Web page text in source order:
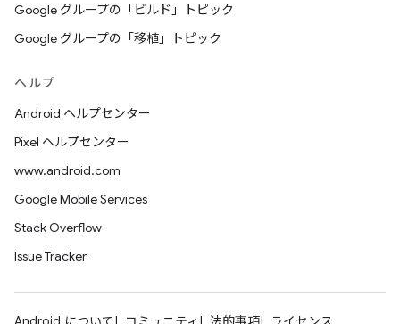
Google グループの「ビルド」トピック
Google グループの「移植」トピック
ヘルプ
Android ヘルプセンター
Pixel ヘルプセンター
www.android.com
Google Mobile Services
Stack Overflow
Issue Tracker